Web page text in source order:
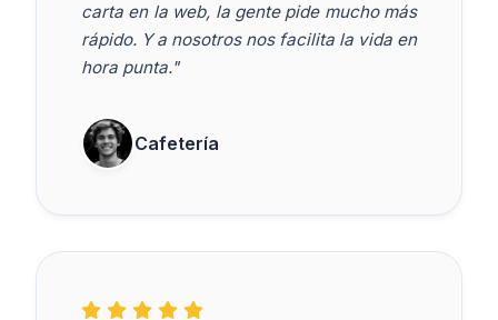
carta en la web, la gente pide mucho más
rápido. Y a nosotros nos facilita la vida en
hora punta."
Cafetería